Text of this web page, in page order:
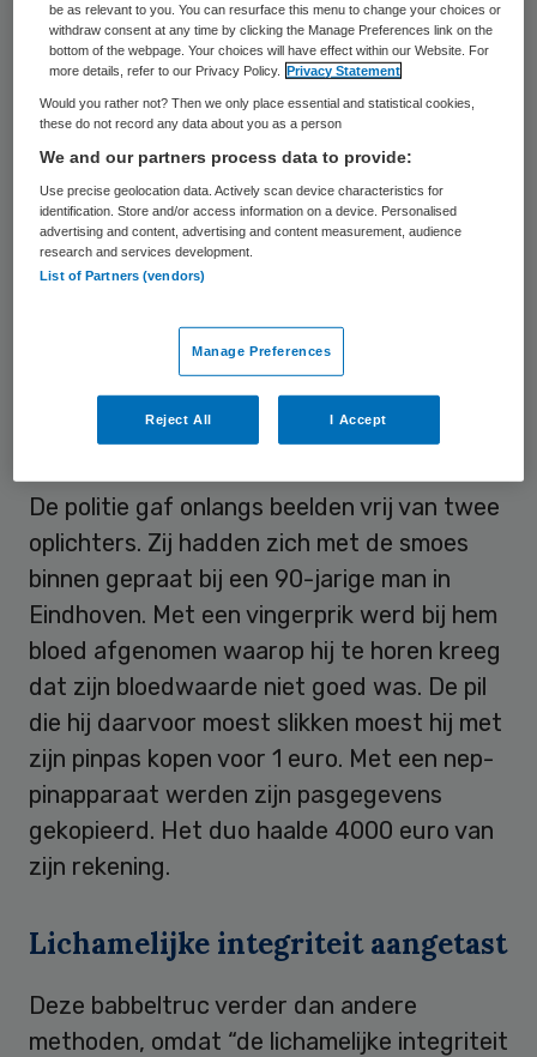
afhandig te maken en daarmee geld van
hun rekening te halen.
De politie heeft aangiften binnen over dit
soort praktijken uit Eindhoven, Utrecht,
Delft, Ouderkerk aan de Amstel, Amsterdam
en Goirle. Er zit mogelijk een groep achter,
waarvan de leden in verschillende
opgepakt, meldde de politie dinsdagavond
in Opsporing Verzocht.
Vingerprik
De politie gaf onlangs beelden vrij van twee
oplichters. Zij hadden zich met de smoes
binnen gepraat bij een 90-jarige man in
Eindhoven. Met een vingerprik werd bij hem
bloed afgenomen waarop hij te horen kreeg
dat zijn bloedwaarde niet goed was. De pil
die hij daarvoor moest slikken moest hij met
zijn pinpas kopen voor 1 euro. Met een nep-
pinapparaat werden zijn pasgegevens
gekopieerd. Het duo haalde 4000 euro van
zijn rekening.
Lichamelijke integriteit aangetast
Deze babbeltruc verder dan andere
methoden, omdat “de lichamelijke integriteit
be as relevant to you. You can resurface this menu to change your choices or
withdraw consent at any time by clicking the Manage Preferences link on the
bottom of the webpage. Your choices will have effect within our Website. For
more details, refer to our Privacy Policy.
Privacy Statement
Would you rather not? Then we only place essential and statistical cookies,
these do not record any data about you as a person
We and our partners process data to provide:
Use precise geolocation data. Actively scan device characteristics for
identification. Store and/or access information on a device. Personalised
advertising and content, advertising and content measurement, audience
research and services development.
List of Partners (vendors)
Manage Preferences
Reject All I Accept